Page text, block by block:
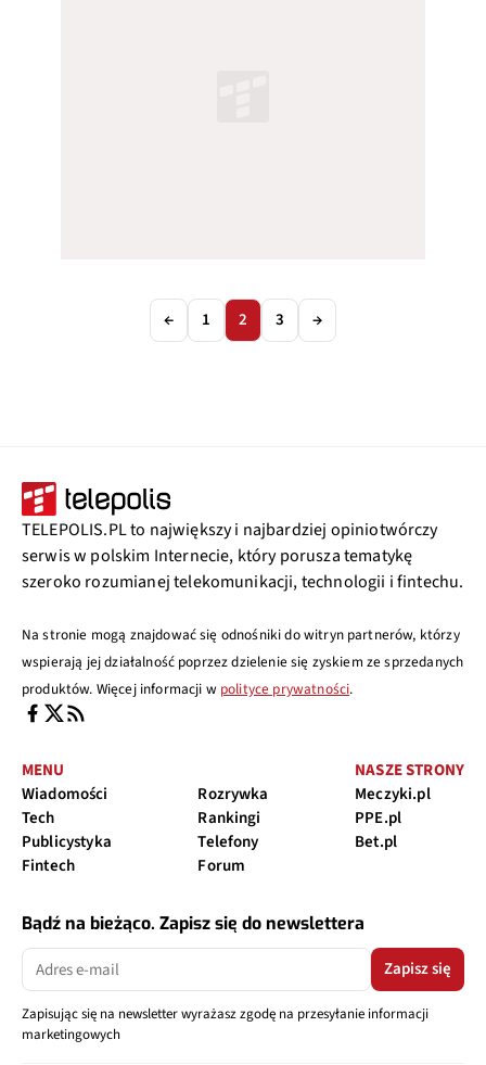
← 1 2 3 →
TELEPOLIS.PL to największy i najbardziej opiniotwórczy
serwis w polskim Internecie, który porusza tematykę
szeroko rozumianej telekomunikacji, technologii i fintechu.
Na stronie mogą znajdować się odnośniki do witryn partnerów, którzy
wspierają jej działalność poprzez dzielenie się zyskiem ze sprzedanych
produktów. Więcej informacji w polityce prywatności.
MENU
Wiadomości
Tech
Publicystyka
Fintech
Rozrywka
Rankingi
Telefony
Forum
NASZE STRONY
Meczyki.pl
PPE.pl
Bet.pl
Bądź na bieżąco. Zapisz się do newslettera
Zapisz się
Zapisując się na newsletter wyrażasz zgodę na przesyłanie informacji
marketingowych